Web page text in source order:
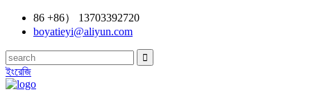
86 +86） 13703392720
boyatieyi@aliyun.com
ইংরেজি